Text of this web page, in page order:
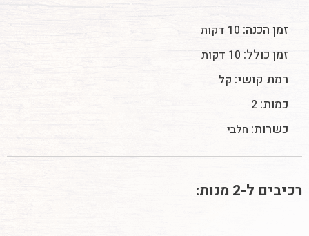
זמן הכנה: 10 דקות
זמן כולל: 10 דקות
רמת קושי: קל
כמות: 2
כשרות: חלבי
רכיבים ל-2 מנות: